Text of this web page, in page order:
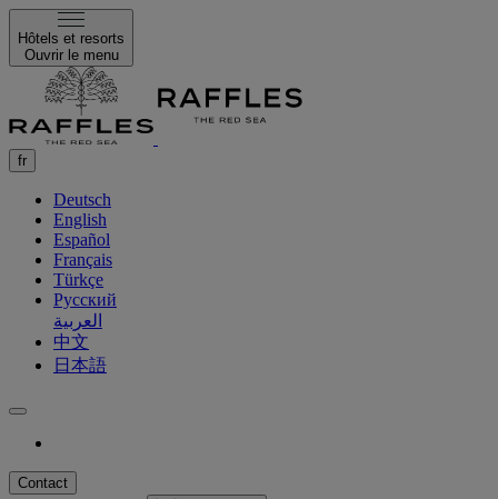
Hôtels et resorts
Ouvrir le menu
fr
Deutsch
English
Español
Français
Türkçe
Русский
العربية
中文
日本語
Contact